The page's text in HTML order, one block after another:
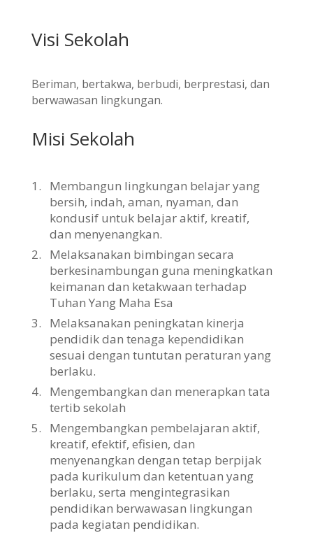
Visi Sekolah
Beriman, bertakwa, berbudi, berprestasi, dan
berwawasan lingkungan.
Misi Sekolah
1.
Membangun lingkungan belajar yang
bersih, indah, aman, nyaman, dan
kondusif untuk belajar aktif, kreatif,
dan menyenangkan.
2.
Melaksanakan bimbingan secara
berkesinambungan guna meningkatkan
keimanan dan ketakwaan terhadap
Tuhan Yang Maha Esa
3.
Melaksanakan peningkatan kinerja
pendidik dan tenaga kependidikan
sesuai dengan tuntutan peraturan yang
berlaku.
4.
Mengembangkan dan menerapkan tata
tertib sekolah
5.
Mengembangkan pembelajaran aktif,
kreatif, efektif, efisien, dan
menyenangkan dengan tetap berpijak
pada kurikulum dan ketentuan yang
berlaku, serta mengintegrasikan
pendidikan berwawasan lingkungan
pada kegiatan pendidikan.